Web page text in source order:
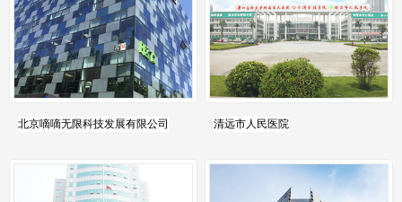
北京嘀嘀无限科技发展有限公司 清远市人民医院